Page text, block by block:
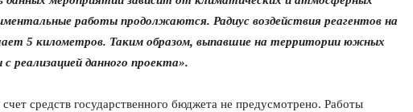
работы продолжаются. Радиус воздействия реагентов на
5 километров. Таким образом, выпавшие на территории южных
с реализацией данного проекта».
средств государственного бюджета не предусмотрено. Работы